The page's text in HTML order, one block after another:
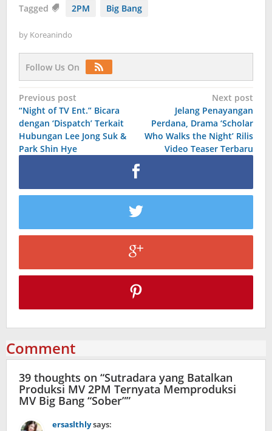
Tagged 2PM Big Bang
by Koreanindo
Follow Us On
Post
navigation
Previous post
“Night of TV Ent.” Bicara
dengan ‘Dispatch’ Terkait
Hubungan Lee Jong Suk &
Park Shin Hye
Next post
Jelang Penayangan
Perdana, Drama ‘Scholar
Who Walks the Night’ Rilis
Video Teaser Terbaru
Comment
39 thoughts on “Sutradara yang Batalkan
Produksi MV 2PM Ternyata Memproduksi
MV Big Bang “Sober””
ersaslthlysays: